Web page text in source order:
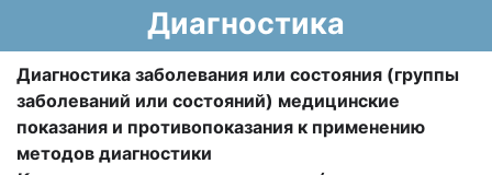
Диагностика
Диагностика заболевания или состояния (группы
заболеваний или состояний) медицинские
показания и противопоказания к применению
методов диагностики